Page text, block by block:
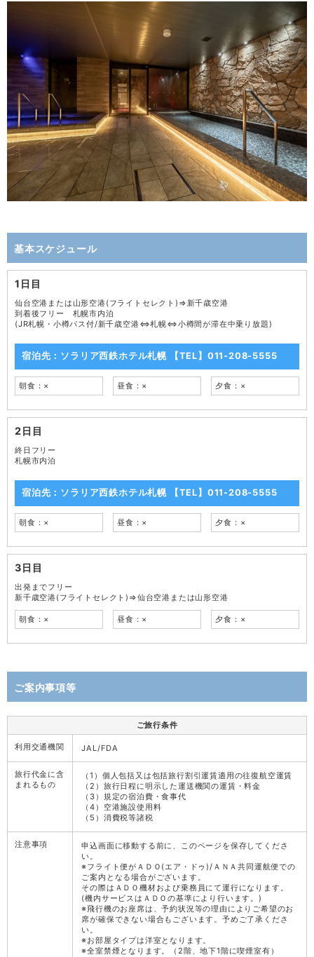
基本スケジュール
1日目
仙台空港または山形空港(フライトセレクト)⇒新千歳空港
到着後フリー 札幌市内泊
(JR札幌・小樽パス付/新千歳空港⇔札幌⇔小樽間が滞在中乗り放題)
宿泊先：ソラリア西鉄ホテル札幌 【TEL】011-208-5555
朝食：× 昼食：× 夕食：×
2日目
終日フリー
札幌市内泊
宿泊先：ソラリア西鉄ホテル札幌 【TEL】011-208-5555
朝食：× 昼食：× 夕食：×
3日目
出発までフリー
新千歳空港(フライトセレクト)⇒仙台空港または山形空港
朝食：× 昼食：× 夕食：×
ご案内事項等
ご旅行条件
利用交通機関 JAL/FDA
旅行代金に含
まれるもの
（1）個人包括又は包括旅行割引運賃適用の往復航空運賃
（2）旅行日程に明示した運送機関の運賃・料金
（3）規定の宿泊費・食事代
（4）空港施設使用料
（5）消費税等諸税
注意事項
申込画面に移動する前に、このページを保存してくださ
い。
※フライト便がＡＤＯ(エア・ドゥ)/ＡＮＡ共同運航便での
ご案内となる場合がございます。
その際はＡＤＯ機材および乗務員にて運行になります。
(機内サービスはＡＤＯの基準により行います。)
※飛行機のお座席は、予約状況等の理由によりご希望のお
席が確保できない場合もございます。予めご了承くださ
い。
※お部屋タイプは洋室となります。
※全室禁煙となります。（2階、地下1階に喫煙室有）